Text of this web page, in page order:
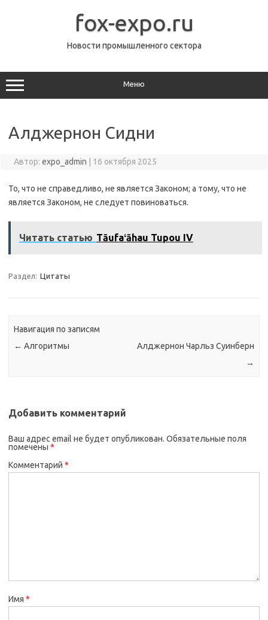
fox-expo.ru
Новости промышленного сектора
Меню
Алджернон Сидни
Автор: expo_admin 16 октября 2025
То, что не справедливо, не является Законом; а тому, что не
является Законом, не следует повиноваться.
Читать статью Tāufaʻāhau Tupou IV
Раздел: Цитаты
Навигация по записям
← Алгоритмы
Алджернон Чарльз Суинберн
→
Добавить комментарий
Ваш адрес email не будет опубликован. Обязательные поля
помечены *
Комментарий *
Имя *